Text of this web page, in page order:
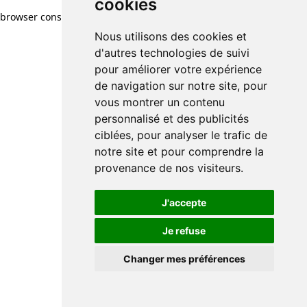
cookies
Nous utilisons des cookies et
d'autres technologies de suivi
pour améliorer votre expérience
de navigation sur notre site, pour
vous montrer un contenu
personnalisé et des publicités
ciblées, pour analyser le trafic de
notre site et pour comprendre la
provenance de nos visiteurs.
J'accepte
Je refuse
Changer mes préférences
browser console for more information)